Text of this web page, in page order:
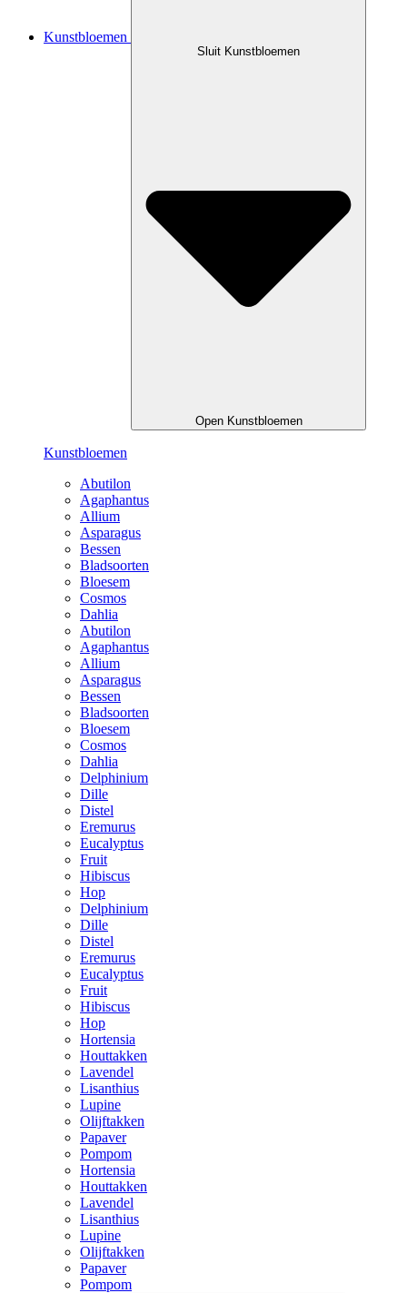
Kunstbloemen
Sluit Kunstbloemen
Open Kunstbloemen
Kunstbloemen
Abutilon
Agaphantus
Allium
Asparagus
Bessen
Bladsoorten
Bloesem
Cosmos
Dahlia
Abutilon
Agaphantus
Allium
Asparagus
Bessen
Bladsoorten
Bloesem
Cosmos
Dahlia
Delphinium
Dille
Distel
Eremurus
Eucalyptus
Fruit
Hibiscus
Hop
Delphinium
Dille
Distel
Eremurus
Eucalyptus
Fruit
Hibiscus
Hop
Hortensia
Houttakken
Lavendel
Lisanthius
Lupine
Olijftakken
Papaver
Pompom
Hortensia
Houttakken
Lavendel
Lisanthius
Lupine
Olijftakken
Papaver
Pompom